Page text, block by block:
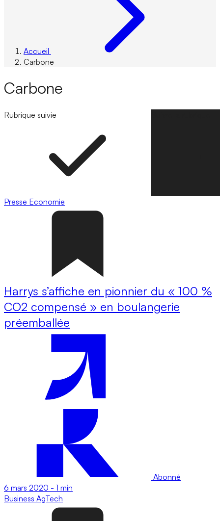
Accueil
Carbone
Carbone
Rubrique suivie
Presse Economie
Harrys s’affiche en pionnier du « 100 %
CO2 compensé » en boulangerie
préemballée
Abonné
6 mars 2020 - 1 min
Business AgTech